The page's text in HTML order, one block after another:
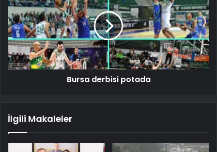
Bursa derbisi potada
İlgili Makaleler